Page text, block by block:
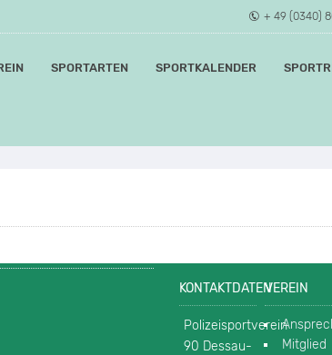
+ 49 (0340)
SPORTARTEN SPORTKALENDER
KONTAKTDATEN
Polizeisportverein
90 Dessau-
VEREIN
Mitglied